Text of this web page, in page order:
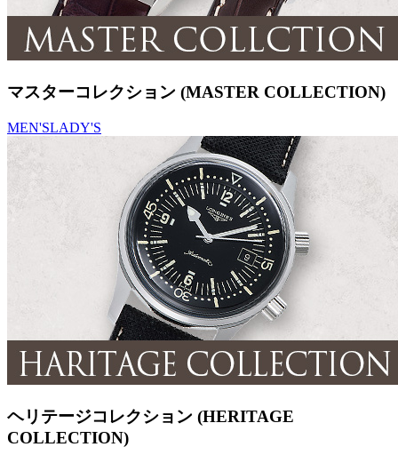
マスターコレクション (MASTER COLLECTION)
MEN'SLADY'S
ヘリテージコレクション (HERITAGE
COLLECTION)